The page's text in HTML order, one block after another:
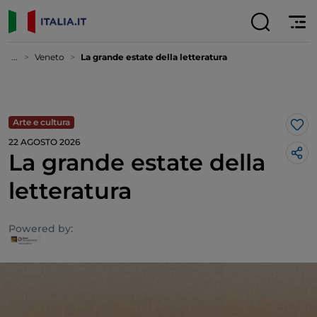
... Veneto La grande estate della letteratura
Arte e cultura
22 AGOSTO 2026
La grande estate della
letteratura
Powered by: